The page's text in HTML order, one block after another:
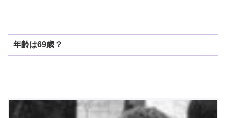
年齢は69歳？